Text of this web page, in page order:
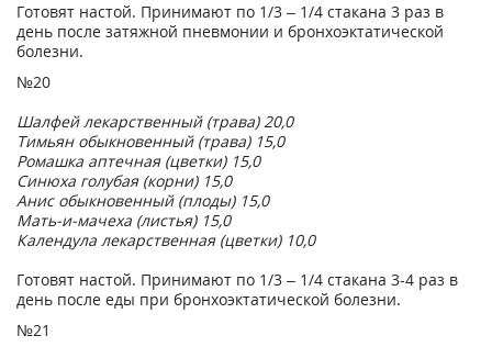
Готовят настой. Принимают по 1/3 – 1/4 стакана 3 раз в
день после затяжной пневмонии и бронхоэктатической
болезни.
№20
Шалфей лекарственный (трава) 20,0
Тимьян обыкновенный (трава) 15,0
Ромашка аптечная (цветки) 15,0
Синюха голубая (корни) 15,0
Анис обыкновенный (плоды) 15,0
Мать-и-мачеха (листья) 15,0
Календула лекарственная (цветки) 10,0
Готовят настой. Принимают по 1/3 – 1/4 стакана 3-4 раз в
день после еды при бронхоэктатической болезни.
№21